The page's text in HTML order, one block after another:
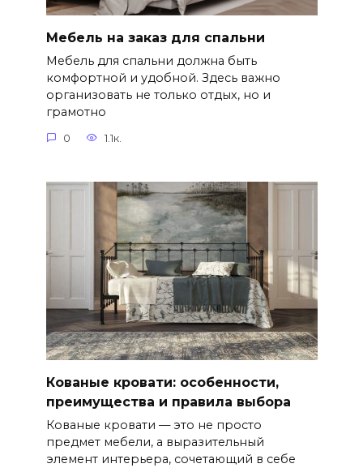
Мебель на заказ для спальни
Мебель для спальни должна быть
комфортной и удобной. Здесь важно
организовать не только отдых, но и
грамотно
0 1.1к.
Кованые кровати: особенности,
преимущества и правила выбора
Кованые кровати — это не просто
предмет мебели, а выразительный
элемент интерьера, сочетающий в себе